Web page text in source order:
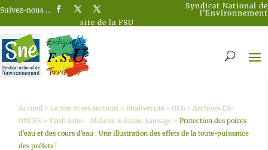
Suivez-nous …
Syndicat National de
l’Environnement
site de la FSU
Accueil >Le Sne et ses sections >Biodiversité - OFB >Archives EX-
ONCFS >Flash Infos - Milieux & Faune Sauvage >Protection des points
d’eau et des cours d’eau : Une illustration des effets de la toute-puissance
des préfets !